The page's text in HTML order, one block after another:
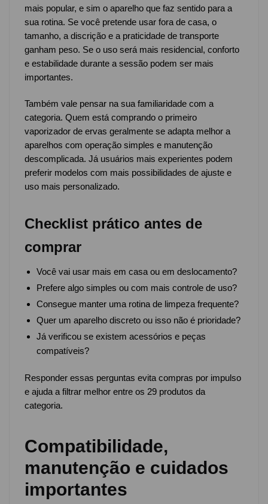
mais popular, e sim o aparelho que faz sentido para a
sua rotina. Se você pretende usar fora de casa, o
tamanho, a discrição e a praticidade de transporte
ganham peso. Se o uso será mais residencial, conforto
e estabilidade durante a sessão podem ser mais
importantes.
Também vale pensar na sua familiaridade com a
categoria. Quem está comprando o primeiro
vaporizador de ervas geralmente se adapta melhor a
aparelhos com operação simples e manutenção
descomplicada. Já usuários mais experientes podem
preferir modelos com mais possibilidades de ajuste e
uso mais personalizado.
Checklist prático antes de
comprar
Você vai usar mais em casa ou em deslocamento?
Prefere algo simples ou com mais controle de uso?
Consegue manter uma rotina de limpeza frequente?
Quer um aparelho discreto ou isso não é prioridade?
Já verificou se existem acessórios e peças
compatíveis?
Responder essas perguntas evita compras por impulso
e ajuda a filtrar melhor entre os 29 produtos da
categoria.
Compatibilidade,
manutenção e cuidados
importantes